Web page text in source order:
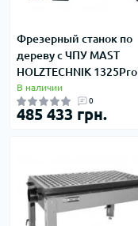
Фрезерный станок по
дереву с ЧПУ MAST
HOLZTECHNIK 1325Pro
В наличии
0
485 433 грн.